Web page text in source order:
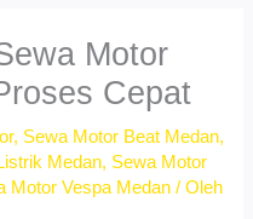
Motor
Cepat
, Sewa Motor Beat Medan,
Medan, Sewa Motor
Motor Vespa Medan / Oleh